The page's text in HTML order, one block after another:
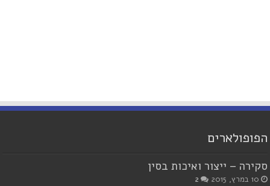
הפופולארים
סקירה – ייצור ואיכות בסין
10 במרץ, 2015 2